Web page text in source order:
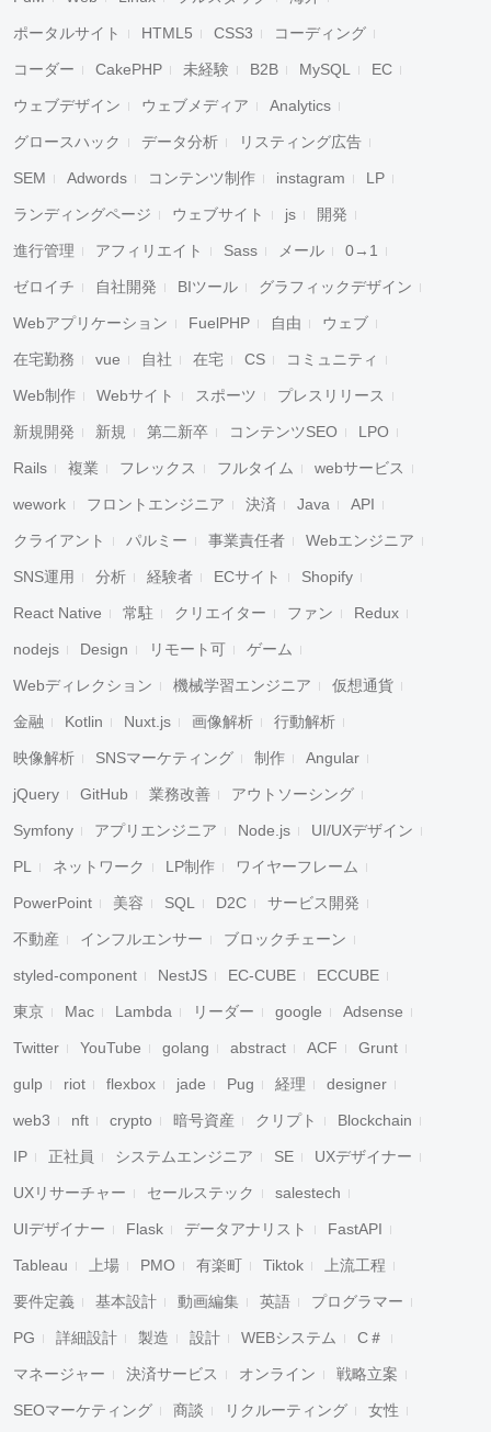
ポータルサイト HTML5 CSS3 コーディング
コーダー CakePHP 未経験 B2B MySQL EC
ウェブデザイン ウェブメディア Analytics
グロースハック データ分析 リスティング広告
SEM Adwords コンテンツ制作 instagram LP
ランディングページ ウェブサイト js 開発
進行管理 アフィリエイト Sass メール 0→1
ゼロイチ 自社開発 BIツール グラフィックデザイン
Webアプリケーション FuelPHP 自由 ウェブ
在宅勤務 vue 自社 在宅 CS コミュニティ
Web制作 Webサイト スポーツ プレスリリース
新規開発 新規 第二新卒 コンテンツSEO LPO
Rails 複業 フレックス フルタイム webサービス
wework フロントエンジニア 決済 Java API
クライアント パルミー 事業責任者 Webエンジニア
SNS運用 分析 経験者 ECサイト Shopify
React Native 常駐 クリエイター ファン Redux
nodejs Design リモート可 ゲーム
Webディレクション 機械学習エンジニア 仮想通貨
金融 Kotlin Nuxt.js 画像解析 行動解析
映像解析 SNSマーケティング 制作 Angular
jQuery GitHub 業務改善 アウトソーシング
Symfony アプリエンジニア Node.js UI/UXデザイン
PL ネットワーク LP制作 ワイヤーフレーム
PowerPoint 美容 SQL D2C サービス開発
不動産 インフルエンサー ブロックチェーン
styled-component NestJS EC-CUBE ECCUBE
東京 Mac Lambda リーダー google Adsense
Twitter YouTube golang abstract ACF Grunt
gulp riot flexbox jade Pug 経理 designer
web3 nft crypto 暗号資産 クリプト Blockchain
IP 正社員 システムエンジニア SE UXデザイナー
UXリサーチャー セールステック salestech
UIデザイナー Flask データアナリスト FastAPI
Tableau 上場 PMO 有楽町 Tiktok 上流工程
要件定義 基本設計 動画編集 英語 プログラマー
PG 詳細設計 製造 設計 WEBシステム C＃
マネージャー 決済サービス オンライン 戦略立案
SEOマーケティング 商談 リクルーティング 女性